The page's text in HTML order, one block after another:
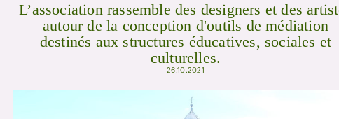
L’association rassemble des designers et des
autour de la conception d'outils de médiation
destinés aux structures éducatives, sociales et
culturelles.
26.10.2021